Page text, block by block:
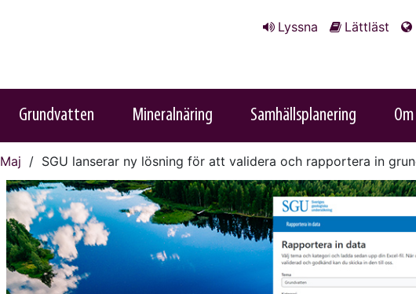
Lyssna Lättläst
Grundvatten Mineralnäring Samhällsplanering
Maj SGU lanserar ny lösning för att validera och rapportera in